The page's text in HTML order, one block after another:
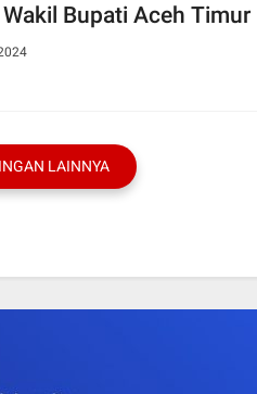
Bupati Aceh Timur
LAINNYA